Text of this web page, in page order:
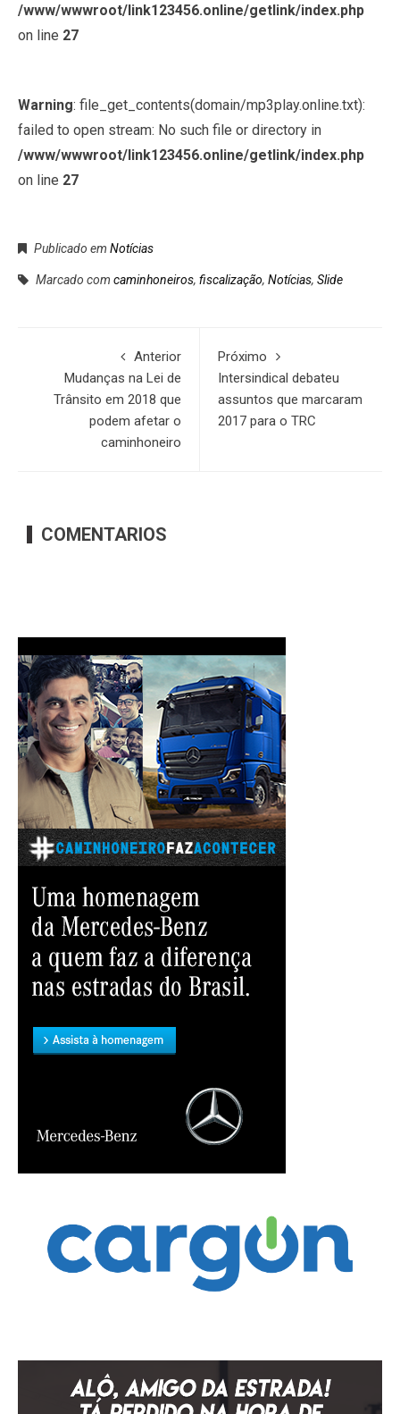
/www/wwwroot/link123456.online/getlink/index.php
on line 27
Warning: file_get_contents(domain/mp3play.online.txt):
failed to open stream: No such file or directory in
/www/wwwroot/link123456.online/getlink/index.php
on line 27
Publicado em Notícias
Marcado com caminhoneiros, fiscalização, Notícias, Slide
Anterior
Mudanças na Lei de
Trânsito em 2018 que
podem afetar o
caminhoneiro
Próximo
Intersindical debateu
assuntos que marcaram
2017 para o TRC
COMENTARIOS